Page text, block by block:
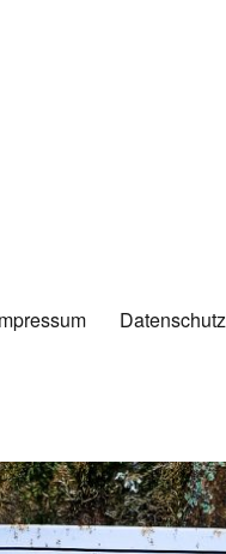
Datenschutz